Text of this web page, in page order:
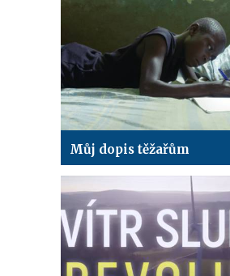
Můj dopis těžařům